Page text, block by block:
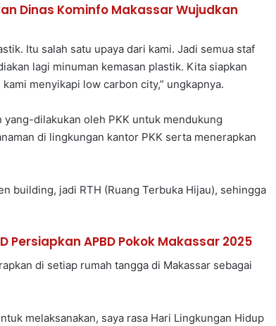
Dinas Kominfo Makassar Wujudkan
Itu salah satu upaya dari kami. Jadi semua staf
lagi minuman kemasan plastik. Kita siapkan
menyikapi low carbon city,” ungkapnya.
dilakukan oleh PKK untuk mendukung
di lingkungan kantor PKK serta menerapkan
building, jadi RTH (Ruang Terbuka Hijau), sehingga
Persiapkan APBD Pokok Makassar 2025
di setiap rumah tangga di Makassar sebagai
melaksanakan, saya rasa Hari Lingkungan Hidup